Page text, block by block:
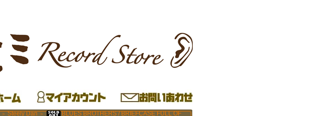
＞ Steely Dan ＞
BLUES BROTHERS / BRIEFCASE FULL OF